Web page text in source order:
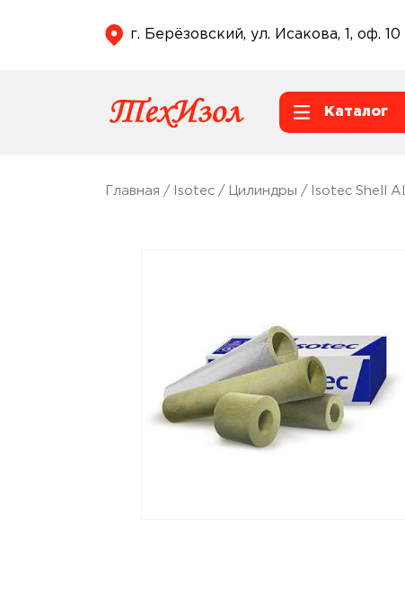
г. Берёзовский, ул. Исакова, 1, оф. 10
Каталог
Главная / Isotec / Цилиндры / Isotec Shell AL